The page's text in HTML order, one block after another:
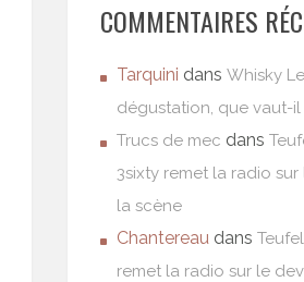
COMMENTAIRES
Tarquini dans Whisky
dégustation, que vaut-il
Trucs de mec dans
3sixty remet la radio
la scène
Chantereau dans
remet la radio sur le